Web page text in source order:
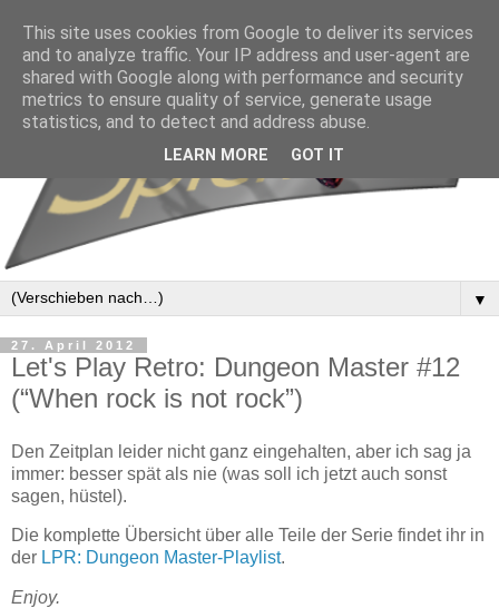
▼
27. April 2012
Let's Play Retro: Dungeon Master #12
(“When rock is not rock”)
Den Zeitplan leider nicht ganz eingehalten, aber ich sag ja
immer: besser spät als nie (was soll ich jetzt auch sonst
sagen, hüstel).
Die komplette Übersicht über alle Teile der Serie findet ihr in
der LPR: Dungeon Master-Playlist.
Enjoy.
This site uses cookies from Google to deliver its services
and to analyze traffic. Your IP address and user-agent are
shared with Google along with performance and security
metrics to ensure quality of service, generate usage
statistics, and to detect and address abuse.
LEARN MORE GOT IT